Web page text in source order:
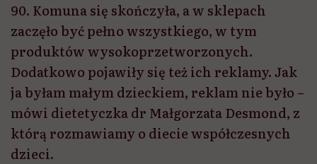
90. Komuna się skończyła, a w sklepach
zaczęło być pełno wszystkiego, w tym
produktów wysokoprzetworzonych.
Dodatkowo pojawiły się też ich reklamy. Jak
ja byłam małym dzieckiem, reklam nie było –
mówi dietetyczka dr Małgorzata Desmond, z
którą rozmawiamy o diecie współczesnych
dzieci.